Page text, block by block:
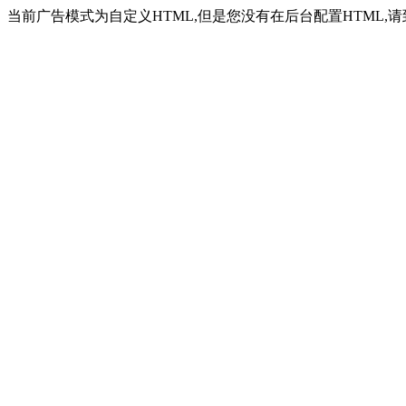
当前广告模式为自定义HTML,但是您没有在后台配置HTML,